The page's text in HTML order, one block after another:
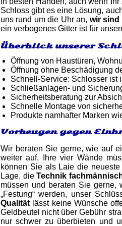
Schloss gibt es eine Lösung,
uns rund um die Uhr an, wir sind
ein verbogenes Gitter ist für
Überblick unserer
Öffnung von Haustüren,
Öffnung ohne Beschädigung
Schnell-Service: Schlosser ist
Schließanlagen- und
Sicherheitsberatung zur
Schnelle Montage von
Produkte namhafter Marken
Vorbeugen gegen
Wir beraten Sie gerne, wie auf
weiter auf, Ihre vier Wände
können Sie als Laie die
Lage, dieTechnik
müssen und beraten Sie
„Festung“ werden, unser
Qualität lässt keine Wünsche
Geldbeutel nicht über Gebühr
nur schwer zu überbieten und